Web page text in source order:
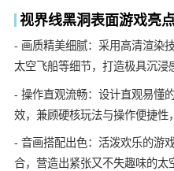
视界线黑洞表面游戏亮点
- 画质精美细腻：采用高清渲染
太空飞船等细节，打造极具沉浸
- 操作直观流畅：设计直观易懂
效，兼顾硬核玩法与操作便捷性
- 音画搭配出色：活泼欢乐的游
合，营造出紧张又不失趣味的太